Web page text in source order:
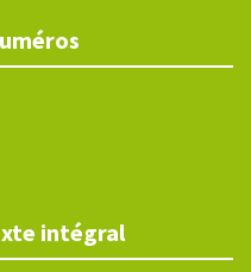
intégral